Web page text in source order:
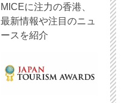
MICEに注力の香港、
最新情報や注目のニュ
ースを紹介